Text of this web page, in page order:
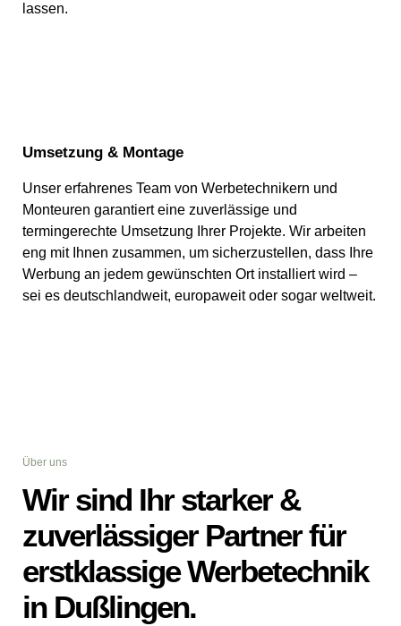
lassen.
Umsetzung & Montage
Unser erfahrenes Team von Werbetechnikern und
Monteuren garantiert eine zuverlässige und
termingerechte Umsetzung Ihrer Projekte. Wir arbeiten
eng mit Ihnen zusammen, um sicherzustellen, dass Ihre
Werbung an jedem gewünschten Ort installiert wird –
sei es deutschlandweit, europaweit oder sogar weltweit.
Über uns
Wir sind Ihr starker &
zuverlässiger Partner für
erstklassige Werbetechnik
in Dußlingen.